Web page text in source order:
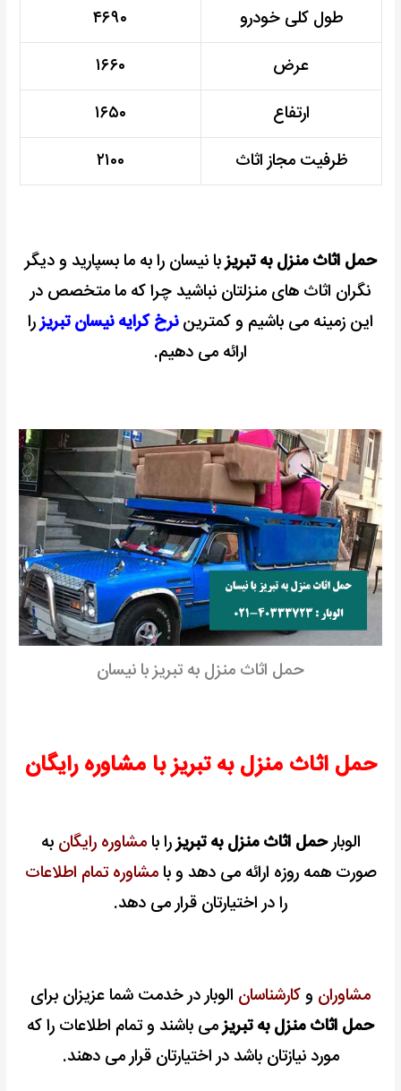
طول کلی خودرو
۴۶۹۰
عرض
۱۶۶۰
ارتفاع
۱۶۵۰
ظرفیت مجاز اثاث
۲۱۰۰
حمل اثاث منزل به تبریزبا نیسان را به ما بسپارید و دیگر
نگران اثاث های منزلتان نباشید چرا که ما متخصص در
این زمینه می باشیم و کمتریننرخ کرایه نیسان تبریزرا
ارائه می دهیم.
حمل اثاث منزل به تبریز با نیسان
حمل اثاث منزل به تبریز با مشاوره رایگان
الوبارحمل اثاث منزل به تبریزرا بامشاوره رایگان به
صورت همه روزه ارائه می دهد و بامشاوره تمام اطلاعات
را در اختیارتان قرار می دهد.
مشاوران وکارشناسان الوبار در خدمت شما عزیزان برای
حمل اثاث منزل به تبریزمی باشند و تمام اطلاعات را که
مورد نیازتان باشد در اختیارتان قرار می دهند.